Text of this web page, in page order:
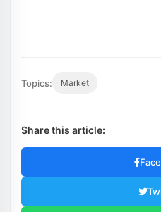
Topics: Market
Share this article: